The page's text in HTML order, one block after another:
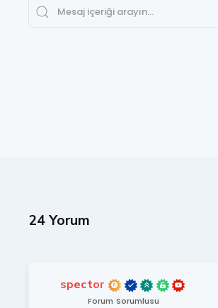
24 Yorum
spector
Forum Sorumlusu